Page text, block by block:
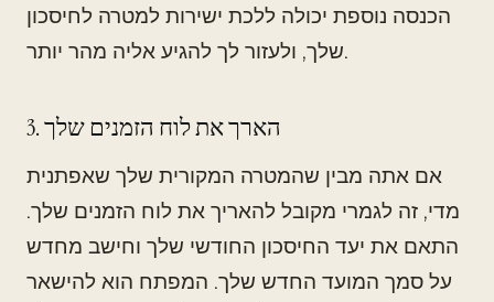
הכנסה נוספת יכולה ללכת ישירות למטרה לחיסכון
שלך, ולעזור לך להגיע אליה מהר יותר.
3. הארך את לוח הזמנים שלך
אם אתה מבין שהמטרה המקורית שלך שאפתנית
מדי, זה לגמרי מקובל להאריך את לוח הזמנים שלך.
התאם את יעד החיסכון החודשי שלך וחישב מחדש
על סמך המועד החדש שלך. המפתח הוא להישאר